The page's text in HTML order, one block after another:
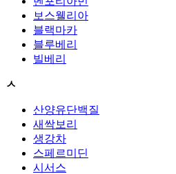
보스웰리아
블랙마카
블루베리
빌베리
ㅅ
산양유단백질
새싹보리
생강차
스페르미딘
시서스